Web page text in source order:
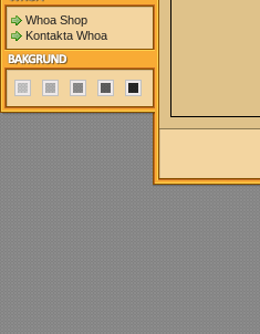
Whoa Shop
Kontakta Whoa